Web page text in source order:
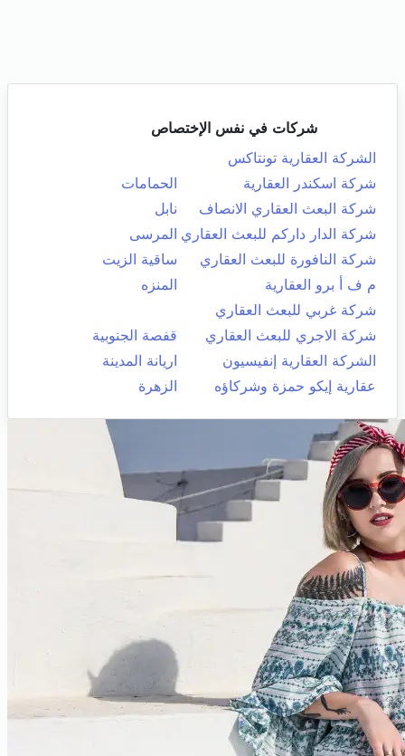
شركات في نفس الإختصاص
الشركة العقارية تونتاكس
شركة اسكندر العقارية
الحمامات
شركة البعث العقاري الانصاف
نابل
شركة الدار داركم للبعث العقاري المرسى
شركة النافورة للبعث العقاري
ساقية الزيت
م ف أ برو العقارية
المنزه
شركة غربي للبعث العقاري
شركة الاجري للبعث العقاري
قفصة الجنوبية
الشركة العقارية إنفيسيون
اريانة المدينة
عقارية إيكو حمزة وشركاؤه
الزهرة